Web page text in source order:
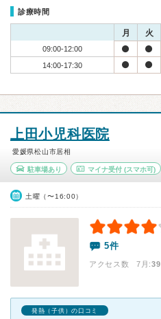
診療時間
月 火
09:00-12:00
14:00-17:30
上田小児科医院
愛媛県松山市居相
駐車場あり マイナ受付(スマホ可)
土曜（〜16:00）
5件
アクセス数 7月:39
発熱（子供）の口コミ